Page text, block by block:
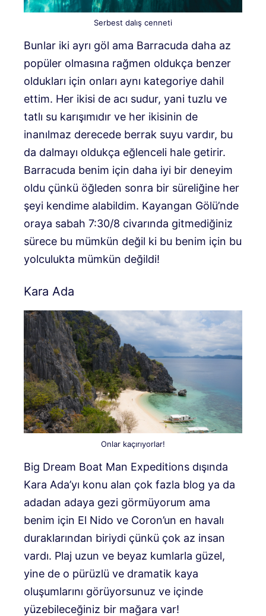
Serbest dalış cenneti
Bunlar iki ayrı göl ama Barracuda daha az
popüler olmasına rağmen oldukça benzer
oldukları için onları aynı kategoriye dahil
ettim. Her ikisi de acı sudur, yani tuzlu ve
tatlı su karışımıdır ve her ikisinin de
inanılmaz derecede berrak suyu vardır, bu
da dalmayı oldukça eğlenceli hale getirir.
Barracuda benim için daha iyi bir deneyim
oldu çünkü öğleden sonra bir süreliğine her
şeyi kendime alabildim. Kayangan Gölü’nde
oraya sabah 7:30/8 civarında gitmediğiniz
sürece bu mümkün değil ki bu benim için bu
yolculukta mümkün değildi!
Kara Ada
Onlar kaçırıyorlar!
Big Dream Boat Man Expeditions dışında
Kara Ada’yı konu alan çok fazla blog ya da
adadan adaya gezi görmüyorum ama
benim için El Nido ve Coron’un en havalı
duraklarından biriydi çünkü çok az insan
vardı. Plaj uzun ve beyaz kumlarla güzel,
yine de o pürüzlü ve dramatik kaya
oluşumlarını görüyorsunuz ve içinde
yüzebileceğiniz bir mağara var!